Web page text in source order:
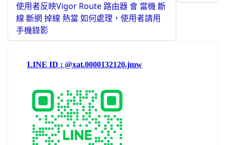
使用者反映Vigor Route 路由器 會 當機 斷
線 斷網 掉線 熱當 如何處理，使用者請用
手機錄影